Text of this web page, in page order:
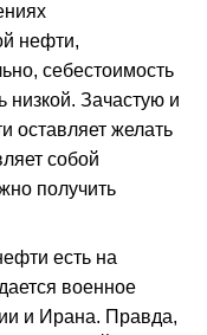
нефти,
себестоимость
низкой. Зачастую и
оставляет желать
собой
получить
есть на
военное
и Ирана. Правда,